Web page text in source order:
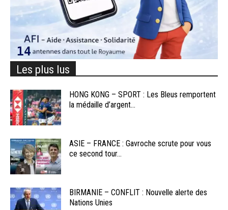
Les plus lus
HONG KONG – SPORT : Les Bleus remportent
la médaille d’argent...
ASIE – FRANCE : Gavroche scrute pour vous
ce second tour...
BIRMANIE – CONFLIT : Nouvelle alerte des
Nations Unies